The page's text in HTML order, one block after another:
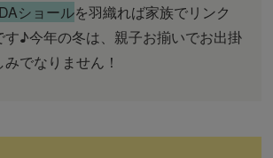
ショールを羽織れば家族でリンク
す♪今年の冬は、親子お揃いでお出掛
でなりません！